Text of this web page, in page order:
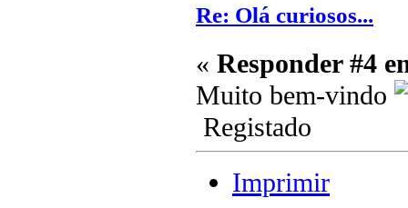
Re: Olá curiosos...
« Responder #4
Muito bem-vindo
Registado
Imprimir